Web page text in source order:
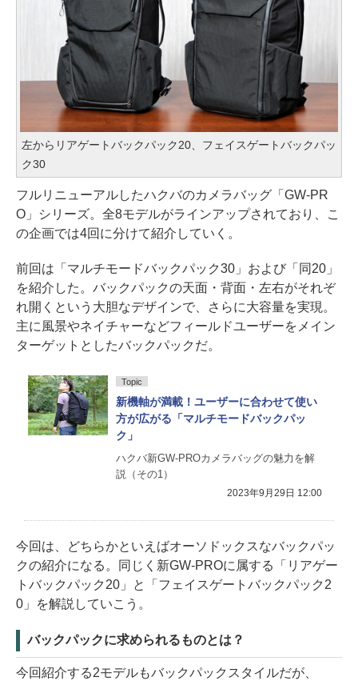
左からリアゲートバックパック20、フェイスゲートバックパッ
ク30
フルリニューアルしたハクバのカメラバッグ「GW-PR
O」シリーズ。全8モデルがラインアップされており、こ
の企画では4回に分けて紹介していく。
前回は「マルチモードバックパック30」および「同20」
を紹介した。バックパックの天面・背面・左右がそれぞ
れ開くという大胆なデザインで、さらに大容量を実現。
主に風景やネイチャーなどフィールドユーザーをメイン
ターゲットとしたバックパックだ。
Topic
新機軸が満載！ユーザーに合わせて使い
方が広がる「マルチモードバックパッ
ク」
ハクバ新GW-PROカメラバッグの魅力を解
説（その1）
2023年9月29日 12:00
今回は、どちらかといえばオーソドックスなバックパッ
クの紹介になる。同じく新GW-PROに属する「リアゲー
トバックパック20」と「フェイスゲートバックパック2
0」を解説していこう。
バックパックに求められるものとは？
今回紹介する2モデルもバックパックスタイルだが、